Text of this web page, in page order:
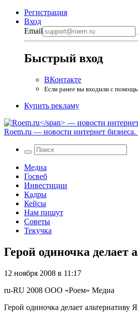
Регистрация
Вход
Email
Быстрый вход
ВКонтакте
Если ранее вы входили с
Купить рекламу
Roem.ru — новости интернет
Медиа
Госвеб
Инвестиции
Кадры
Кейсы
Нам пишут
Советы
Текучка
Герой одиночка делает
12 ноября 2008 в 11:17
ru-RU 2008 ООО «Роем» Медиа
Герой одиночка делает альтернативу